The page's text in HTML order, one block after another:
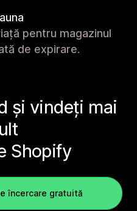
pentru magazinul
de expirare.
și vindeți mai
Shopify
încercare gratuită